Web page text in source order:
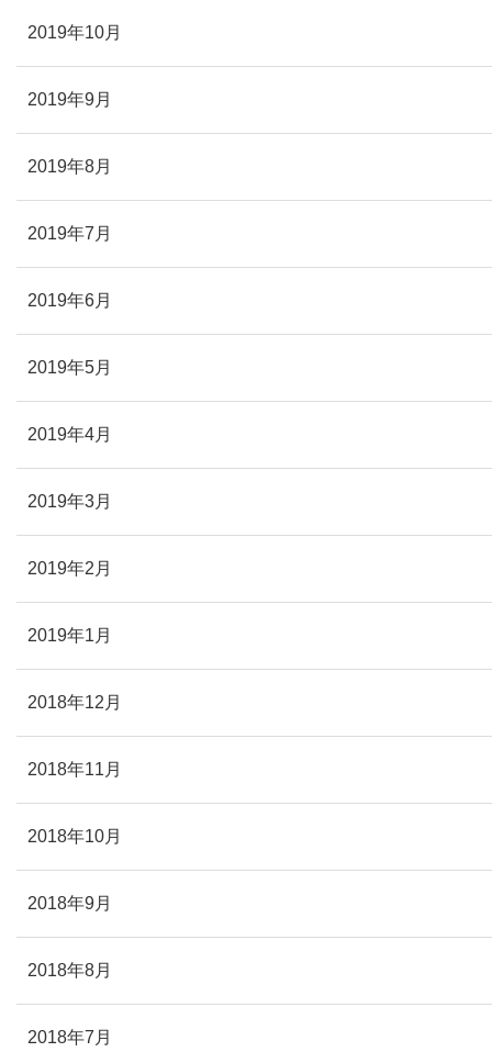
2019年10月
2019年9月
2019年8月
2019年7月
2019年6月
2019年5月
2019年4月
2019年3月
2019年2月
2019年1月
2018年12月
2018年11月
2018年10月
2018年9月
2018年8月
2018年7月